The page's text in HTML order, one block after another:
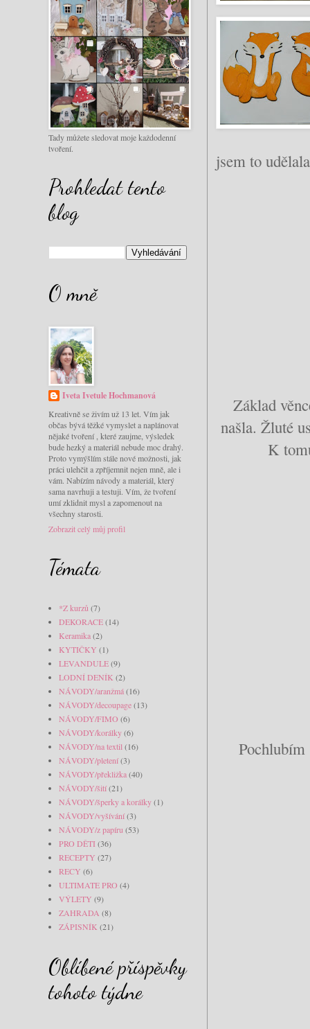
jsem to
Základ
našla. Žluté
K
Tady můžete sledovat moje každodenní
tvoření.
Prohledat tento
blog
O mně
Iveta Ivetule Hochmanová
Kreativně se živím už 13 let. Vím jak
občas bývá těžké vymyslet a naplánovat
nějaké tvoření , které zaujme, výsledek
bude hezký a materiál nebude moc drahý.
Proto vymýšlím stále nové možnosti, jak
práci ulehčit a zpříjemnit nejen mně, ale i
vám. Nabízím návody a materiál, který
sama navrhuji a testuji. Vím, že tvoření
umí zklidnit mysl a zapomenout na
všechny starosti.
Zobrazit celý můj profil
Témata
*Z kurzů (7)
DEKORACE(14)
Keramika(2)
KYTIČKY (1)
LEVANDULE(9)
LODNÍ DENÍK (2)
NÁVODY/aranžmá(16)
NÁVODY/decoupage(13)
NÁVODY/FIMO (6)
NÁVODY/korálky(6)
NÁVODY/na textil (16)
NÁVODY/pletení(3)
NÁVODY/překližka(40)
NÁVODY/šití(21)
NÁVODY/šperky a korálky(1)
NÁVODY/vyšívání(3)
NÁVODY/z papíru (53)
PRO DĚTI(36)
RECEPTY (27)
RECY (6)
ULTIMATE PRO (4)
VÝLETY (9)
ZAHRADA (8)
ZÁPISNÍK (21)
Oblíbené příspěvky
tohoto týdne